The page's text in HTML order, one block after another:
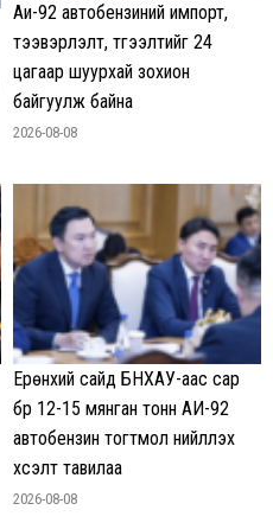
Аи-92 автобензиний импорт,
тээвэрлэлт, түгээлтийг 24
цагаар шуурхай зохион
байгуулж байна
2026-08-08
Ерөнхий сайд БНХАУ-аас сар
бүр 12-15 мянган тонн АИ-92
автобензин тогтмол нийлүүлэх
хүсэлт тавилаа
2026-08-08